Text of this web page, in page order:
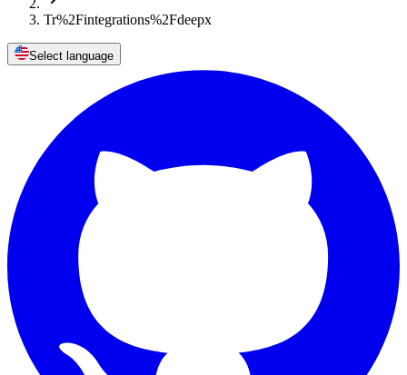
Tr%2Fintegrations%2Fdeepx
Select language